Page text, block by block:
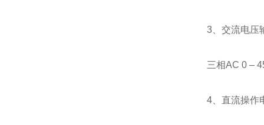
3、交流电压
三相AC 0
4、直流